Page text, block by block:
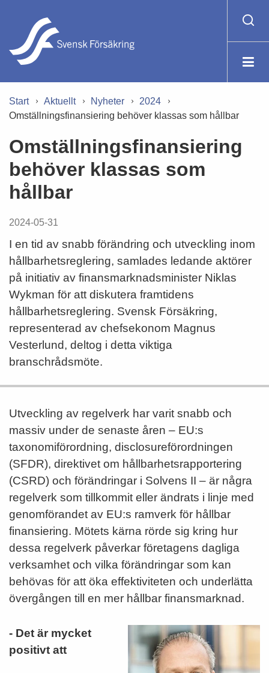
Start Aktuellt Nyheter
2024
Omställningsfinansiering behöver klassas som hållbar
Omställningsfinansiering
behöver klassas som
hållbar
2024-05-31
I en tid av snabb förändring och utveckling inom
hållbarhetsreglering, samlades ledande aktörer
på initiativ av finansmarknadsminister Niklas
Wykman för att diskutera framtidens
hållbarhetsreglering. Svensk Försäkring,
representerad av chefsekonom Magnus
Vesterlund, deltog i detta viktiga
branschrådsmöte.
Utveckling av regelverk har varit snabb och
massiv under de senaste åren – EU:s
taxonomiförordning, disclosureförordningen
(SFDR), direktivet om hållbarhetsrapportering
(CSRD) och förändringar i Solvens II – är några
regelverk som tillkommit eller ändrats i linje med
genomförandet av EU:s ramverk för hållbar
finansiering. Mötets kärna rörde sig kring hur
dessa regelverk påverkar företagens dagliga
verksamhet och vilka förändringar som kan
behövas för att öka effektiviteten och underlätta
övergången till en mer hållbar finansmarknad.
- Det är mycket
positivt att